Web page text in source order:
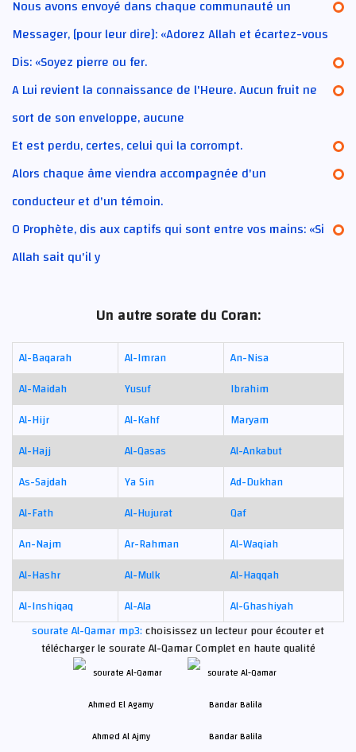
Nous avons envoyé dans chaque communauté un
Messager, [pour leur dire]: «Adorez Allah et écartez-vous
Dis: «Soyez pierre ou fer.
A Lui revient la connaissance de l'Heure. Aucun fruit ne
sort de son enveloppe, aucune
Et est perdu, certes, celui qui la corrompt.
Alors chaque âme viendra accompagnée d'un
conducteur et d'un témoin.
O Prophète, dis aux captifs qui sont entre vos mains: «Si
Allah sait qu'il y
Un autre sorate du Coran:
Al-Baqarah Al-Imran
An-Nisa
Al-Maidah
Yusuf
Ibrahim
Al-Hijr
Al-Kahf
Maryam
Al-Hajj
Al-Qasas
Al-Ankabut
As-Sajdah
Ya Sin
Ad-Dukhan
Al-Fath
Al-Hujurat
Qaf
An-Najm
Ar-Rahman
Al-Waqiah
Al-Hashr
Al-Mulk
Al-Haqqah
Al-Inshiqaq
Al-Ala
Al-Ghashiyah
sourate Al-Qamar mp3:choisissez un lecteur pour écouter et
télécharger le sourate Al-Qamar Complet en haute qualité
Ahmed Al Ajmy Bandar Balila